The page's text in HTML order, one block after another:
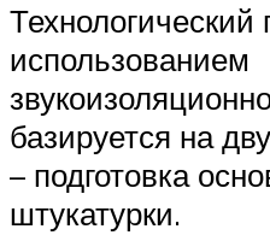
Технологический
использованием
базируется на
– подготовка
штукатурки.